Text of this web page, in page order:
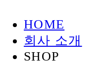
HOME
회사 소개
SHOP